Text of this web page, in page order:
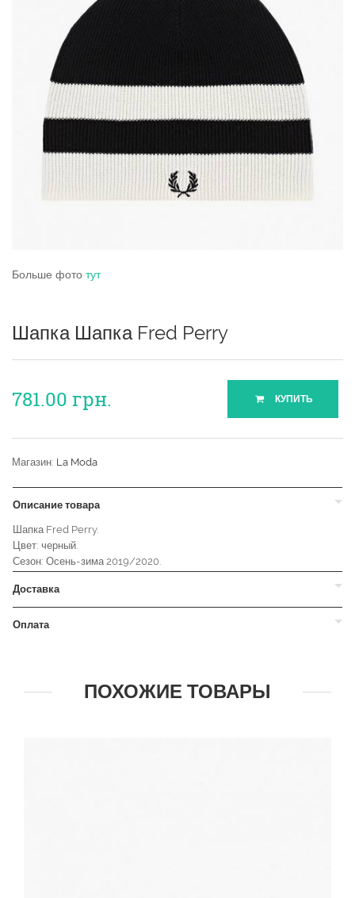
Больше фото тут
Шапка Шапка Fred Perry
781.00 грн. КУПИТЬ
Магазин: La Moda
Описание товара
Шапка Fred Perry.
Цвет: черный.
Сезон: Осень-зима 2019/2020.
Доставка
Оплата
ПОХОЖИЕ ТОВАРЫ